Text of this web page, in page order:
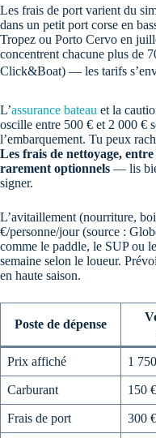
Les frais de port varient du
dans un petit port corse en
Tropez ou Porto Cervo en
concentrent chacune plus de
Click&Boat) — les tarifs
L’assurance bateau et la
oscille entre 500 € et 2 000 €
l’embarquement. Tu peux
Les frais de nettoyage,
rarement optionnels — lis
signer.
L’avitaillement (nourriture,
€/personne/jour (source :
comme le paddle, le SUP ou
semaine selon le loueur.
en haute saison.
Poste de dépense
Prix affiché 1
Carburant 150
Frais de port 300 €